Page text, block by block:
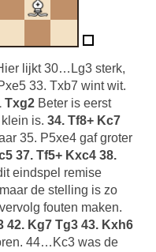
lijkt 30…Lg3 sterk,
33. Txb7 wint wit.
Txg2 Beter is eerst
is. 34. Tf8+ Kc7
35. P5xe4 gaf groter
37. Tf5+ Kxc4 38.
eindspel remise
de stelling is zo
fouten maken.
42. Kg7 Tg3 43. Kxh6
44…Kc3 was de